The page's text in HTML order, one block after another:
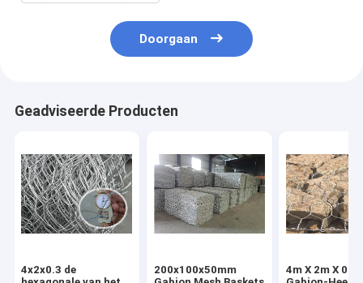
Doorgaan
Geadviseerde Producten
4x2x0.3 de
200x100x50mm
4m X 2m X